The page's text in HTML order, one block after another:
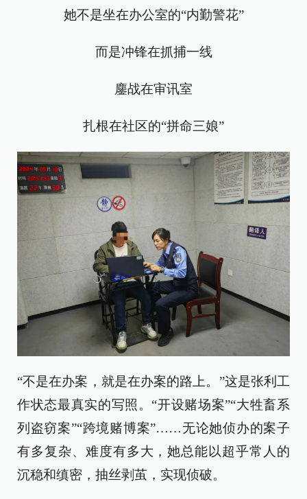
她不是坐在办公室的“内勤警花”
而是冲锋在抓捕一线
鏖战在审讯室
扎根在社区的“拼命三娘”
“不是在办案，就是在办案的路上。”这是张利工
作状态最真实的写照。“开设赌场案”“大牲畜系
列盗窃案”“跨境赌博案”……无论她侦办的案子
有多复杂、难度有多大，她总能以超乎常人的
沉稳和缜密，抽丝剥茧，实现侦破。